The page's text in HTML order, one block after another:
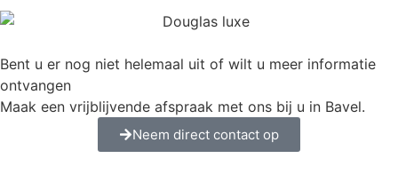
Bent u er nog niet helemaal uit of wilt u meer informatie
ontvangen
Maak een vrijblijvende afspraak met ons bij u in Bavel.
Neem direct contact op